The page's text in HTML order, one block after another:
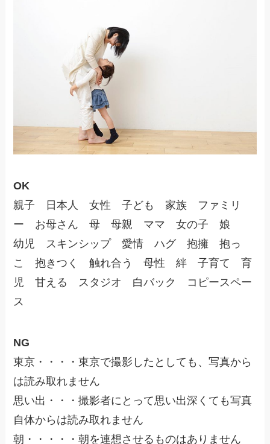
OK
親子 日本人 女性 子ども 家族 ファミリ
ー お母さん 母 母親 ママ 女の子 娘
幼児 スキンシップ 愛情 ハグ 抱擁 抱っ
こ 抱きつく 触れ合う 母性 絆 子育て 育
児 甘える スタジオ 白バック コピースペー
ス
NG
東京・・・・東京で撮影したとしても、写真から
は読み取れません
思い出・・・撮影者にとって思い出深くても写真
自体からは読み取れません
朝・・・・・朝を連想させるものはありません